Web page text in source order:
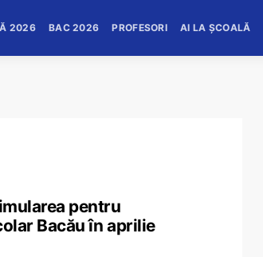
2026 BAC 2026 PROFESORI AI LA ȘCOALĂ
pentru
Bacău în aprilie